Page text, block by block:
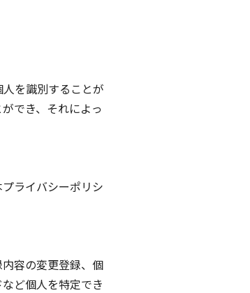
を識別することが
でき、それによっ
ライバシーポリシ
容の変更登録、個
ど個人を特定でき